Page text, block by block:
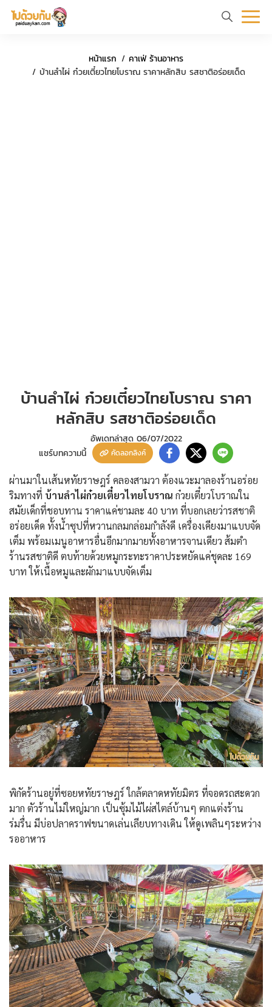
แรกท่อง เที่ยวอย่าง
หน้าแรก
คาเฟ่ ร้านอาหาร
บ้านลำไผ่ ก๋วยเตี๋ยวไทยโบราณ ราคาหลักสิบ รสชาติอร่อยเด็ด
บ้านลำไผ่ ก๋วยเตี๋ยวไทยโบราณ ราคา
หลักสิบ รสชาติอร่อยเด็ด
อัพเดทล่าสุด 06/07/2022
แชร์บทความนี้
คัดลอกลิงค์
ผ่านมาในเส้นหทัยราษฎร์ คลองสามวา ต้องแวะมาลองร้านอร่อย
ริมทางที่ บ้านลำไผ่ก๋วยเตี๋ยวไทยโบราณ ก๋วยเตี๋ยวโบราณใน
สมัยเด็กที่ชอบทาน ราคาแค่ชามละ 40 บาท ที่บอกเลยว่ารสชาติ
อร่อยเด็ด ทั้งน้ำซุปที่หวานกลมกล่อมกำลังดี เครื่องเคียงมาแบบจัด
เต็ม พร้อมเมนูอาหารอื่นอีกมากมายทั้งอาหารจานเดียว ส้มตำ
ร้านรสชาติดี ตบท้ายด้วยหมูกระทะราคาประหยัดแค่ชุดละ 169
บาท ให้เนื้อหมูและผักมาแบบจัดเต็ม
พิกัดร้านอยู่ที่ซอยหทัยราษฎร์ ใกล้ตลาดหทัยมิตร ที่จอดรถสะดวก
มาก ตัวร้านไม่ใหญ่มาก เป็นซุ้มไม้ไผ่สไตล์บ้านๆ ตกแต่งร้าน
ร่มรื่น มีบ่อปลาคราฟขนาดเล่นเลียบทางเดิน ให้ดูเพลินๆระหว่าง
รออาหาร